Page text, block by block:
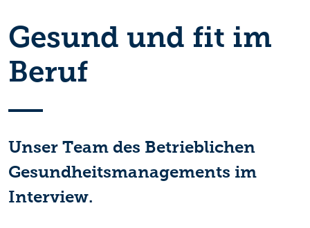
Gesund und fit im
Beruf
Unser Team des Betrieblichen
Gesundheitsmanagements im
Interview.